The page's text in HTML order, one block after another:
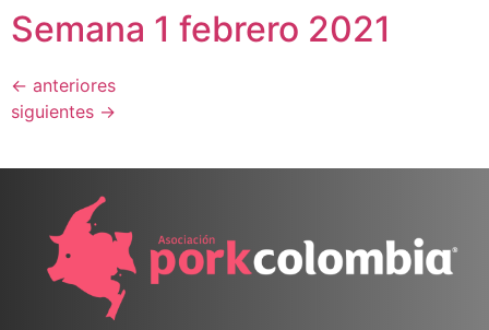
Semana 1 febrero 2021
← anteriores
siguientes →